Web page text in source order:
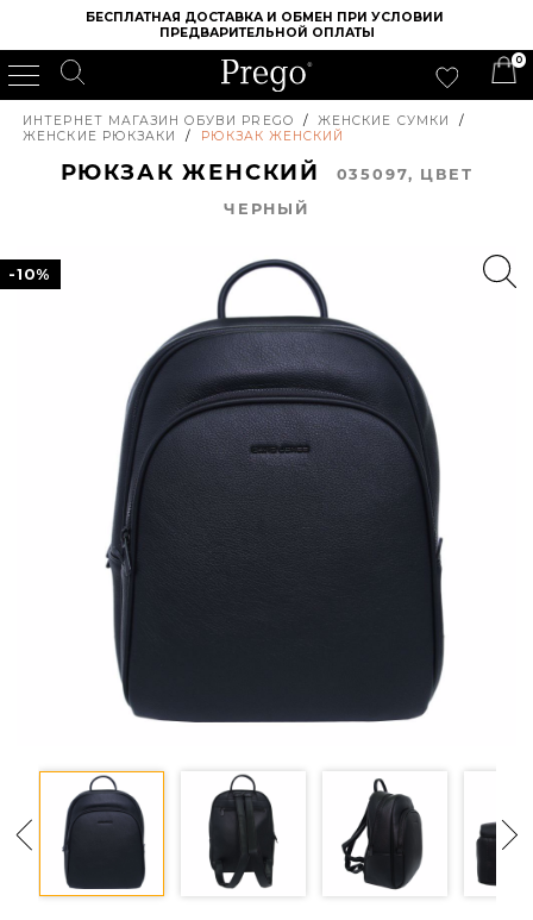
БЕСПЛАТНАЯ ДОСТАВКА И ОБМЕН ПРИ УСЛОВИИ
ПРЕДВАРИТЕЛЬНОЙ ОПЛАТЫ
0
ИНТЕРНЕТ МАГАЗИН ОБУВИ PREGO / ЖЕНСКИЕ СУМКИ
/
ЖЕНСКИЕ РЮКЗАКИ
/ РЮКЗАК ЖЕНСКИЙ
РЮКЗАК ЖЕНСКИЙ
035097, ЦВЕТ
ЧЕРНЫЙ
-10%